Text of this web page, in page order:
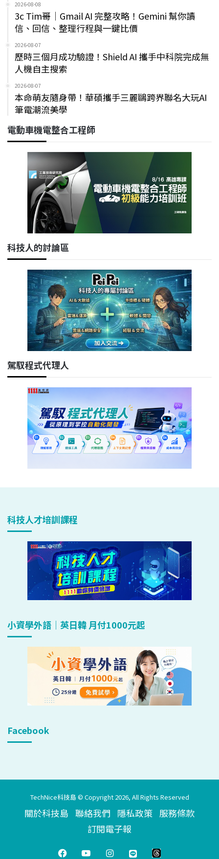
2026-08-08
3c Tim哥｜Gmail AI 完整攻略！Gemini 幫你讀
信、回信、整理行程與一鍵比價
2026-08-07
歷時三個月成功驗證！Shield AI 攜手中科院完成無
人機自主搜索
2026-08-07
本命萌友隨身帶！華碩攜手三麗鷗跨界聯名大玩AI
筆電潮流美學
電動車機電整合工程師
科技人的討論區
駕馭程式代理人
科技人才培訓課程
小資學外語｜英日韓 月付1000元起
Facebook
TechNice科技島 © Copyright 2026, All Rights Reserved
關於科技島 聯絡我們 隱私政策 服務條款
訂閱電子報